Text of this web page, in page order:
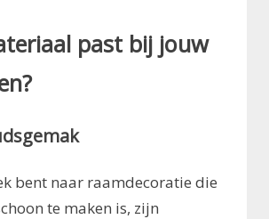
past bij jouw
bent naar raamdecoratie die
te maken is, zijn